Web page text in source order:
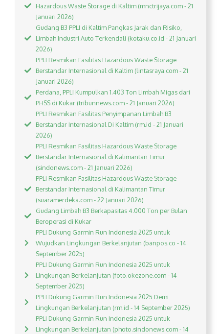
Hazardous Waste Storage di Kaltim (mnctrijaya.com - 21
Januari 2026)
Gudang B3 PPLI di Kaltim Pangkas Jarak dan Risiko,
Limbah Industri Auto Terkendali (kotaku.co.id - 21 Januari
2026)
PPLI Resmikan Fasilitas Hazardous Waste Storage
Berstandar Internasional di Kaltim (lintasraya.com - 21
Januari 2026)
Perdana, PPLI Kumpulkan 1.403 Ton Limbah Migas dari
PHSS di Kukar (tribunnews.com - 21 Januari 2026)
PPLI Resmikan Fasilitas Penyimpanan Limbah B3
Berstandar Internasional Di Kaltim (rm.id - 21 Januari
2026)
PPLI Resmikan Fasilitas Hazardous Waste Storage
Berstandar Internasional di Kalimantan Timur
(sindonews.com - 21 Januari 2026)
PPLI Resmikan Fasilitas Hazardous Waste Storage
Berstandar Internasional di Kalimantan Timur
(suaramerdeka.com - 22 Januari 2026)
Gudang Limbah B3 Berkapasitas 4.000 Ton per Bulan
Beroperasi di Kukar
PPLI Dukung Garmin Run Indonesia 2025 untuk
Wujudkan Lingkungan Berkelanjutan (banpos.co - 14
September 2025)
PPLI Dukung Garmin Run Indonesia 2025 untuk
Lingkungan Berkelanjutan (foto.okezone.com - 14
September 2025)
PPLI Dukung Garmin Run Indonesia 2025 Demi
Lingkungan Berkelanjutan (rm.id - 14 September 2025)
PPLI Dukung Garmin Run Indonesia 2025 untuk
Lingkungan Berkelanjutan (photo.sindonews.com - 14